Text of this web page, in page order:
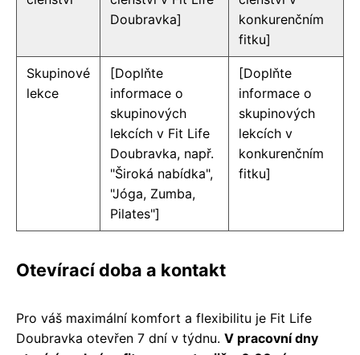
Doubravka]
konkurenčním
fitku]
Skupinové
lekce
[Doplňte
informace o
skupinových
lekcích v Fit Life
Doubravka, např.
"Široká nabídka",
"Jóga, Zumba,
Pilates"]
[Doplňte
informace o
skupinových
lekcích v
konkurenčním
fitku]
Otevírací doba a kontakt
Pro váš maximální komfort a flexibilitu je Fit Life
Doubravka otevřen 7 dní v týdnu. V pracovní dny